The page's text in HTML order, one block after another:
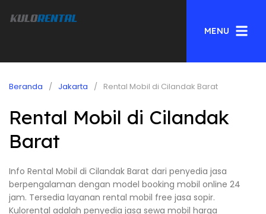
MENU
Beranda Jakarta Rental Mobil di Cilandak Barat
Rental Mobil di Cilandak
Barat
Info Rental Mobil di Cilandak Barat dari penyedia jasa
berpengalaman dengan model booking mobil online 24
jam. Tersedia layanan rental mobil free jasa sopir.
Kulorental adalah penyedia jasa sewa mobil harga